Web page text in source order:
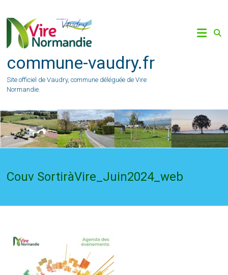
content
commune-vaudry.fr
Site officiel de Vaudry, commune déléguée de Vire
Normandie.
Couv SortiràVire_Juin2024_web